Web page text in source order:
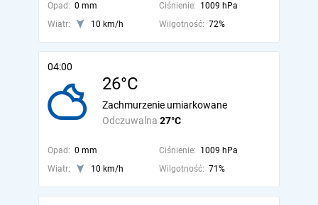
Opad: 0 mm Ciśnienie: 1009 hPa
Wiatr:
10 km/h Wilgotność: 72%
04:00
26°C
Odczuwalna 27°C
Zachmurzenie umiarkowane
Opad: 0 mm Ciśnienie: 1009 hPa
Wiatr:
10 km/h Wilgotność: 71%